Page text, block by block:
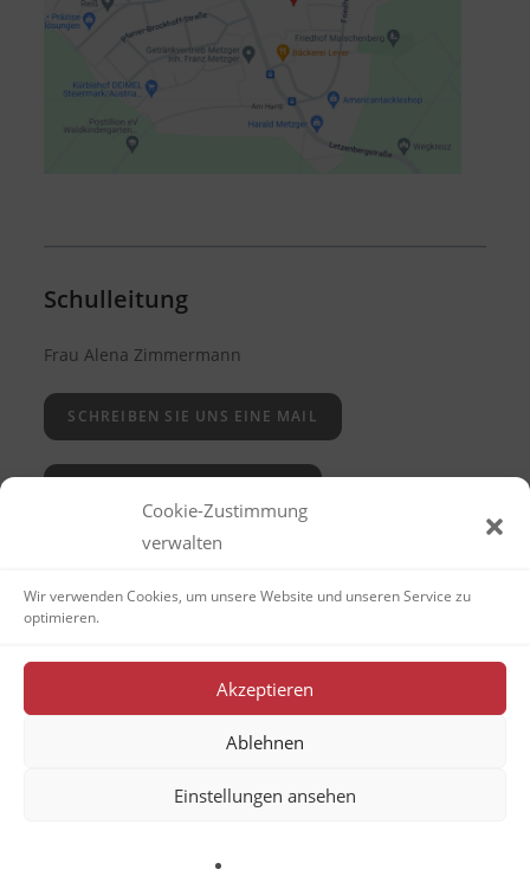
Cookie-Zustimmung
verwalten
Wir verwenden Cookies, um unsere Website und unseren Service zu
optimieren.
Akzeptieren
Ablehnen
Einstellungen ansehen
Schulleitung
Frau Alena Zimmermann
SCHREIBEN SIE UNS EINE MAIL
Am Brunnenberg 3, 69231 Rauenberg